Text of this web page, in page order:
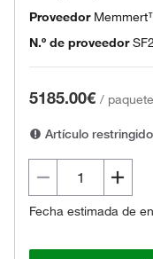
Proveedor
N.º de proveedor
5185.00€ /
Artículo restringido
Fecha estimada de